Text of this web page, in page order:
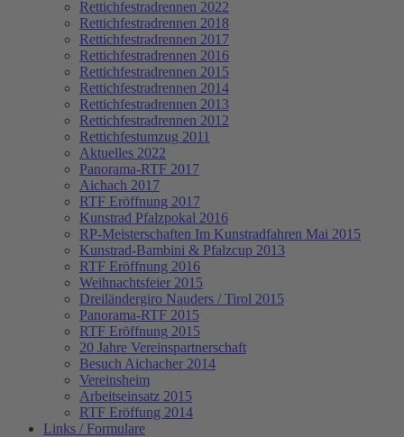
Rettichfestradrennen 2022
Rettichfestradrennen 2018
Rettichfestradrennen 2017
Rettichfestradrennen 2016
Rettichfestradrennen 2015
Rettichfestradrennen 2014
Rettichfestradrennen 2013
Rettichfestradrennen 2012
Rettichfestumzug 2011
Aktuelles 2022
Panorama-RTF 2017
Aichach 2017
RTF Eröffnung 2017
Kunstrad Pfalzpokal 2016
RP-Meisterschaften Im Kunstradfahren Mai 2015
Kunstrad-Bambini & Pfalzcup 2013
RTF Eröffnung 2016
Weihnachtsfeier 2015
Dreiländergiro Nauders / Tirol 2015
Panorama-RTF 2015
RTF Eröffnung 2015
20 Jahre Vereinspartnerschaft
Besuch Aichacher 2014
Vereinsheim
Arbeitseinsatz 2015
RTF Eröffung 2014
Links / Formulare